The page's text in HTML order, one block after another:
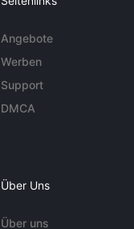
Angebote
Werben
Support
DMCA
Über Uns
Über uns